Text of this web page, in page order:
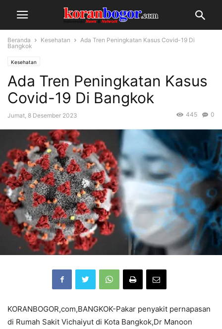
Beranda Kesehatan
Ada Tren Peningkatan Kasus Covid-19 Di
Bangkok
Kesehatan
Ada Tren Peningkatan Kasus
Covid-19 Di Bangkok
Jumat, 8 Desember 2023 0
445
KORANBOGOR,com,BANGKOK-Pakar penyakit pernapasan
di Rumah Sakit Vichaiyut di Kota Bangkok,Dr Manoon